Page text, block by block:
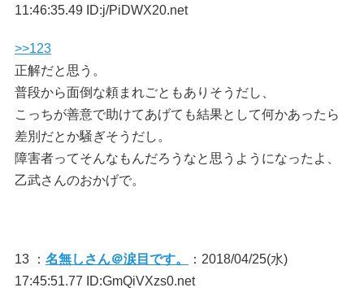
11:46:35.49 ID:j/PiDWX20.net
>>123
正解だと思う。
普段から面倒な頼まれごともありそうだし、
こっちが善意で助けてあげても結果として何かあったら
差別だとか騒ぎそうだし。
障害者ってそんなもんだろうなと思うようになったよ、
乙武さんのおかげで。
13 ： 名無しさん＠涙目です。
：2018/04/25(水)
17:45:51.77 ID:GmQiVXzs0.net